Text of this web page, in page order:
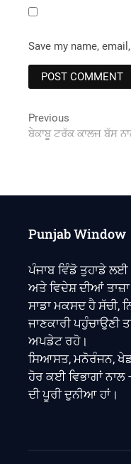
Save my name,
Post
navigation
Previous
post:
ਬੇਕਾਬੂ ਟਰੱਕ ਕਾਲਜ ਬੱਸ
Punjab Window
ਪੰਜਾਬ ਵਿੰਡੋ ਤੁਹਾਡੇ
ਅਤੇ ਵਿਦੇਸ਼ ਦੀਆਂ
ਸਾਡਾ ਮਕਸਦ ਹੈ ਸੱਚੀ,
ਜਾਣਕਾਰੀ ਪਹੁੰਚਾਉਣੀ
ਅਪਡੇਟ ਰਹੋ।
ਸਿਆਸਤ, ਮਨੋਰੰਜਨ,
ਹੋਰ ਕਈ ਵਿਭਾਗਾਂ ਨਾਲ
ਦੀ ਪੂਰੀ ਦੁਨੀਆ ਹਾਂ।